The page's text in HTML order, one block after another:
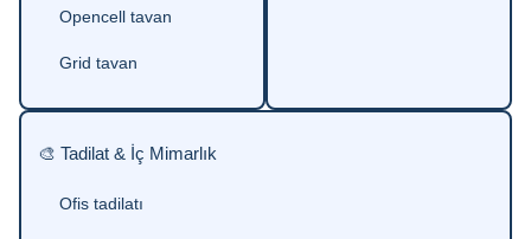
Opencell tavan
Grid tavan
🎨 Tadilat & İç Mimarlık
Ofis tadilatı